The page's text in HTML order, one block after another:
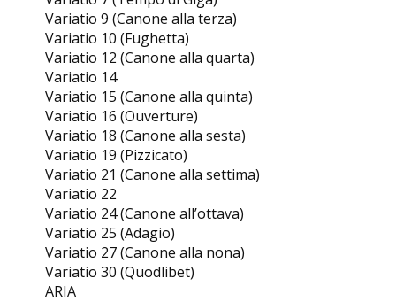
Variatio 9 (Canone alla terza)
Variatio 10 (Fughetta)
Variatio 12 (Canone alla quarta)
Variatio 14
Variatio 15 (Canone alla quinta)
Variatio 16 (Ouverture)
Variatio 18 (Canone alla sesta)
Variatio 19 (Pizzicato)
Variatio 21 (Canone alla settima)
Variatio 22
Variatio 24 (Canone all’ottava)
Variatio 25 (Adagio)
Variatio 27 (Canone alla nona)
Variatio 30 (Quodlibet)
ARIA